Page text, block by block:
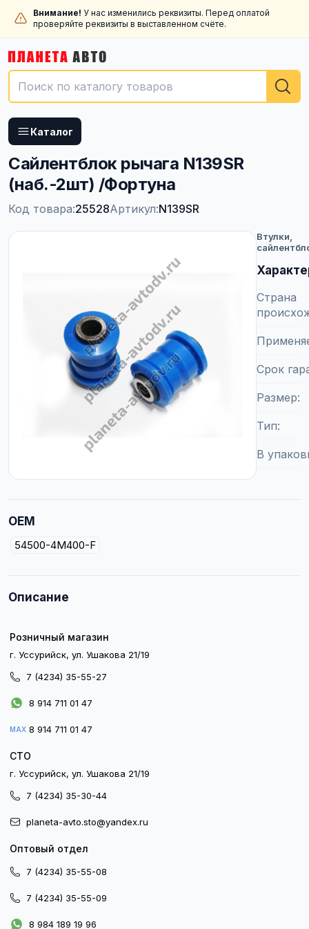
Внимание! У нас изменились реквизиты. Перед оплатой
проверяйте реквизиты в выставленном счёте.
Каталог
Сайлентблок рычага N139SR
(наб.-2шт) /Фортуна
Код товара:25528Артикул:N139SR
Втулки,
Страна
Срок
Размер
Тип
В
OEM
54500-4M400-F
Описание
Розничный магазин
г. Уссурийск, ул. Ушакова 21/19
7 (4234) 35-55-27
8 914 711 01 47
MAX 8 914 711 01 47
СТО
г. Уссурийск, ул. Ушакова 21/19
7 (4234) 35-30-44
planeta-avto.sto@yandex.ru
Оптовый отдел
7 (4234) 35-55-08
7 (4234) 35-55-09
8 984 189 19 96